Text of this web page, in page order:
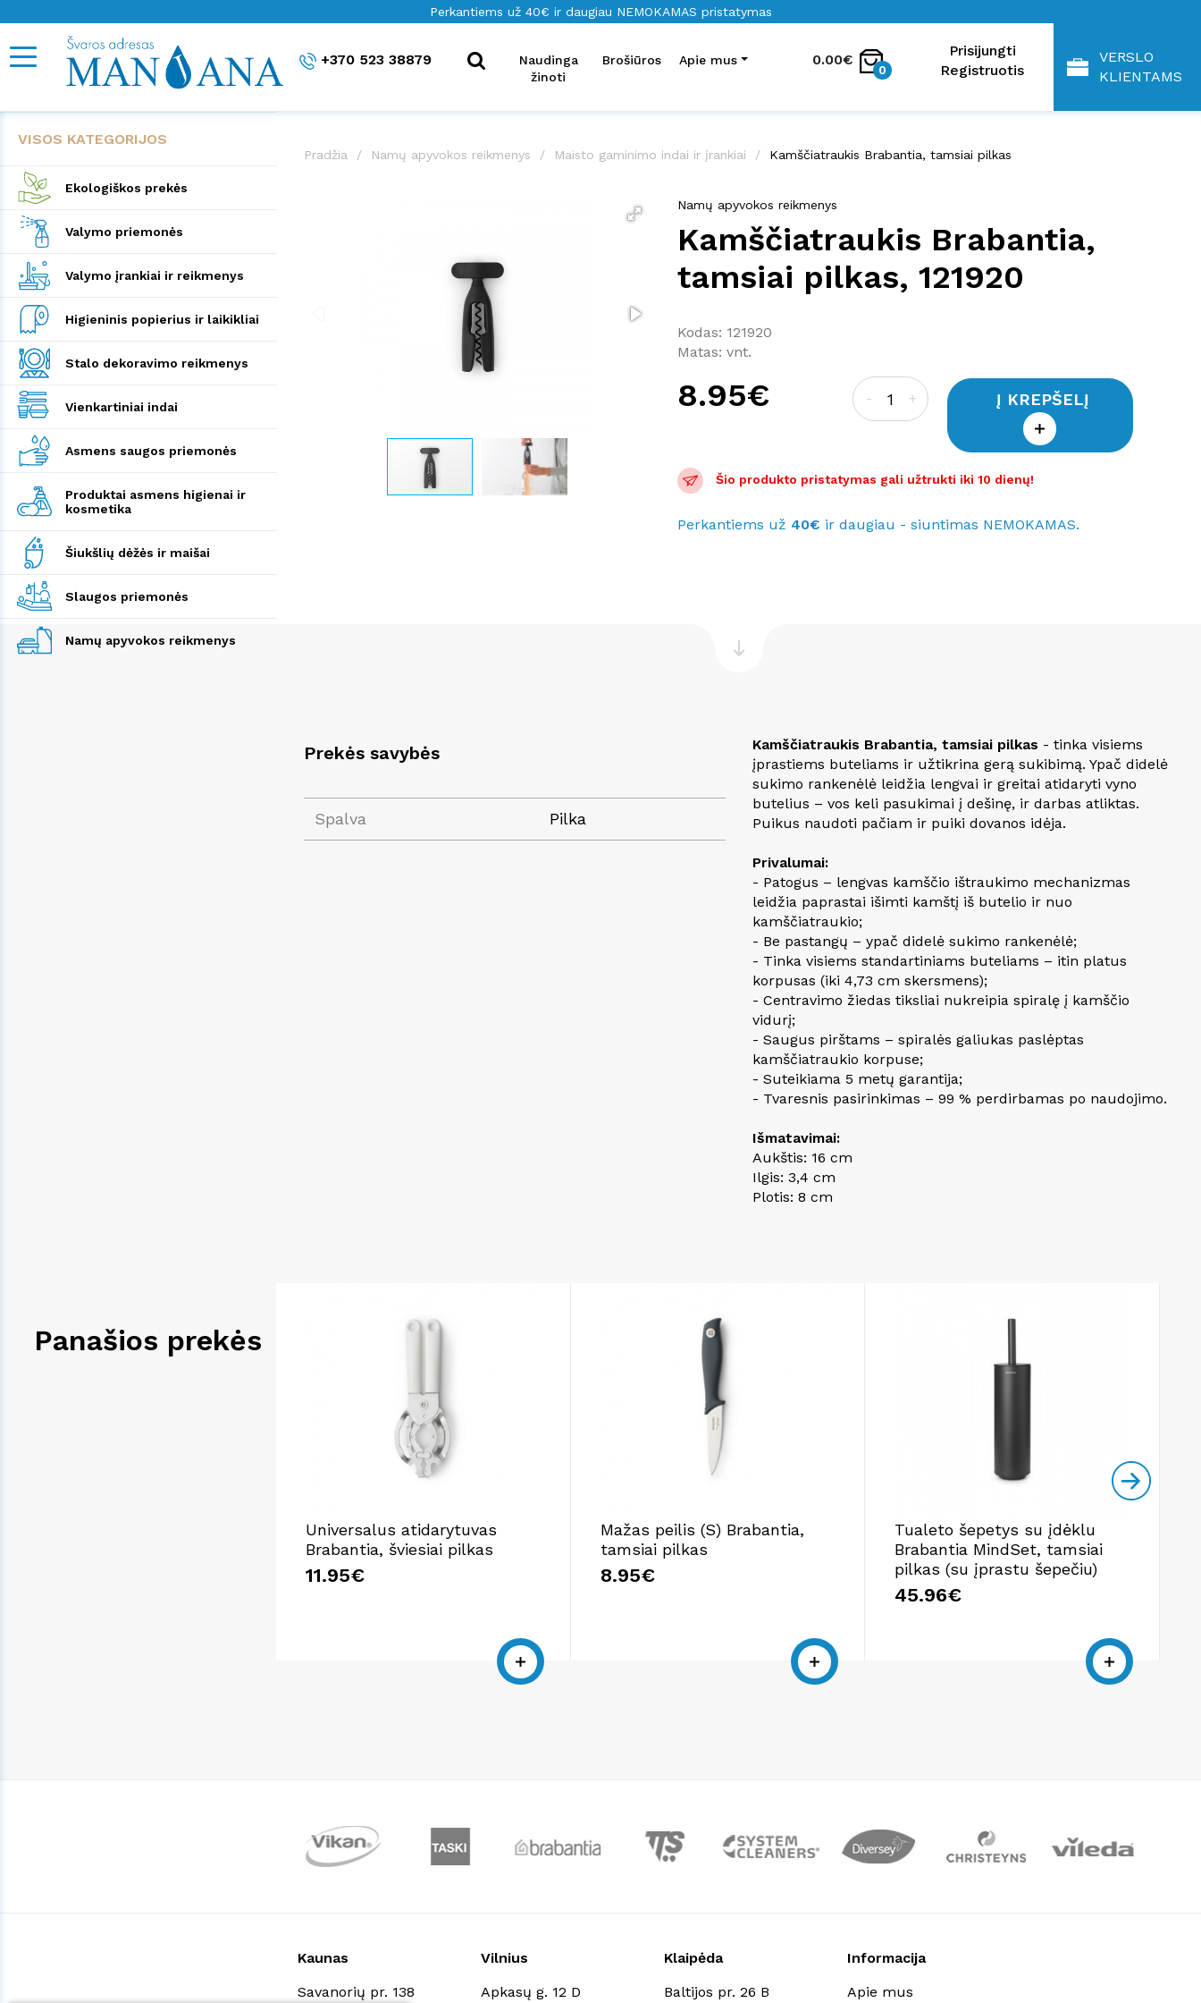
Perkantiems už 40€ ir daugiau NEMOKAMAS pristatymas
+370 523 38879
Naudinga
žinoti
Brošiūros Apie mus 0.00€
0
Prisijungti
Registruotis
VERSLO
KLIENTAMS
VISOS KATEGORIJOS
Ekologiškos prekės
Valymo priemonės
Valymo įrankiai ir reikmenys
Higieninis popierius ir laikikliai
Stalo dekoravimo reikmenys
Vienkartiniai indai
Asmens saugos priemonės
Produktai asmens higienai ir
kosmetika
Šiukšlių dėžės ir maišai
Slaugos priemonės
Namų apyvokos reikmenys
Pradžia Namų apyvokos reikmenys Maisto gaminimo indai ir įrankiai Kamščiatraukis Brabantia, tamsiai pilkas
Namų apyvokos reikmenys
Kamščiatraukis Brabantia,
tamsiai pilkas, 121920
Kodas: 121920
Matas: vnt.
8.95€ - + Į KREPŠELĮ
Šio produkto pristatymas gali užtrukti iki 10 dienų!
Perkantiems už 40€ ir daugiau - siuntimas NEMOKAMAS.
Prekės savybės
Spalva Pilka
Kamščiatraukis Brabantia, tamsiai pilkas - tinka visiems
įprastiems buteliams ir užtikrina gerą sukibimą. Ypač didelė
sukimo rankenėlė leidžia lengvai ir greitai atidaryti vyno
butelius – vos keli pasukimai į dešinę, ir darbas atliktas.
Puikus naudoti pačiam ir puiki dovanos idėja.
Privalumai:
- Patogus – lengvas kamščio ištraukimo mechanizmas
leidžia paprastai išimti kamštį iš butelio ir nuo
kamščiatraukio;
- Be pastangų – ypač didelė sukimo rankenėlė;
- Tinka visiems standartiniams buteliams – itin platus
korpusas (iki 4,73 cm skersmens);
- Centravimo žiedas tiksliai nukreipia spiralę į kamščio
vidurį;
- Saugus pirštams – spiralės galiukas paslėptas
kamščiatraukio korpuse;
- Suteikiama 5 metų garantija;
- Tvaresnis pasirinkimas – 99 % perdirbamas po naudojimo.
Išmatavimai:
Aukštis: 16 cm
Ilgis: 3,4 cm
Plotis: 8 cm
Panašios prekės
Universalus atidarytuvas
Brabantia, šviesiai pilkas
11.95€
Mažas peilis (S) Brabantia,
tamsiai pilkas
8.95€
Tualeto šepetys su įdėklu
Brabantia MindSet, tamsiai
pilkas (su įprastu šepečiu)
45.96€
Kaunas
Savanorių pr. 138
Vilnius
Apkasų g. 12 D
Klaipėda
Baltijos pr. 26 B
Informacija
Apie mus